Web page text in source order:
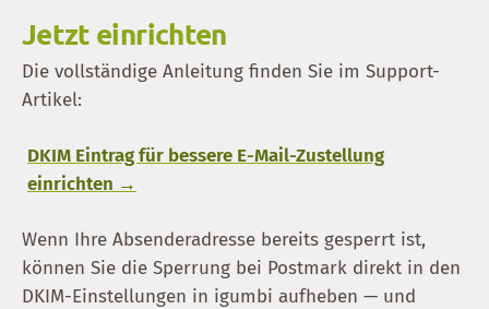
Jetzt einrichten
Die vollständige Anleitung finden Sie im Support-
Artikel:
DKIM Eintrag für bessere E-Mail-Zustellung
einrichten →
Wenn Ihre Absenderadresse bereits gesperrt ist,
können Sie die Sperrung bei Postmark direkt in den
DKIM-Einstellungen in igumbi aufheben — und